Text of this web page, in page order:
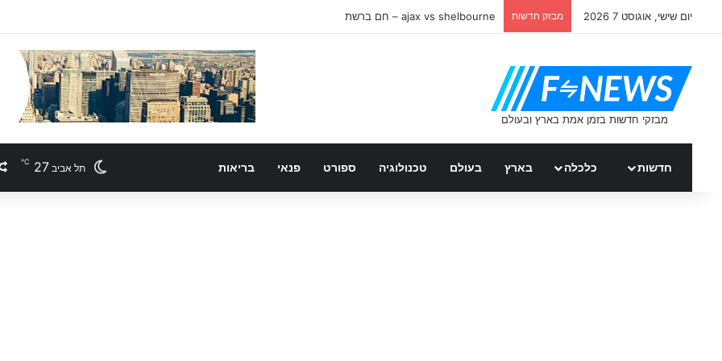
יום שישי, אוגוסט 7 2026 מבזק חדשות ajax vs shelbourne – חם ברשת
חדשות כלכלה בארץ בעולם טכנולוגיה ספורט פנאי בריאות תל אביב 27
℃